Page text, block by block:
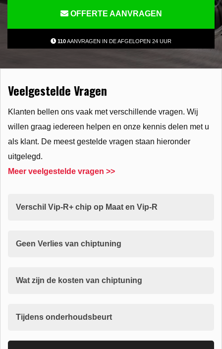
OFFERTE AANVRAGEN
110AANVRAGEN IN DE AFGELOPEN 24 UUR
Veelgestelde Vragen
Klanten bellen ons vaak met verschillende vragen. Wij
willen graag iedereen helpen en onze kennis delen met u
als klant. De meest gestelde vragen staan hieronder
uitgelegd.
Meer veelgestelde vragen >>
Verschil Vip-R+ chip op Maat en Vip-R
Geen Verlies van chiptuning
Wat zijn de kosten van chiptuning
Tijdens onderhoudsbeurt